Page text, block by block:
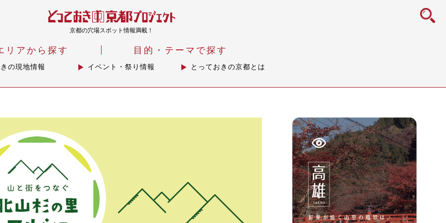
icon
京都の穴場スポット情報満載！
リアから探す 目的・テーマで探す
の現地情報 イベント・祭り情報 とっておきの京都とは